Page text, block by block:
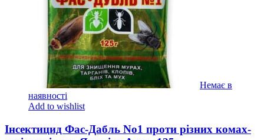
Немає в
наявності
Add to wishlist
Інсектицид Фас-Дабль No1 проти різних комах-